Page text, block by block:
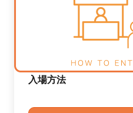
入場方法